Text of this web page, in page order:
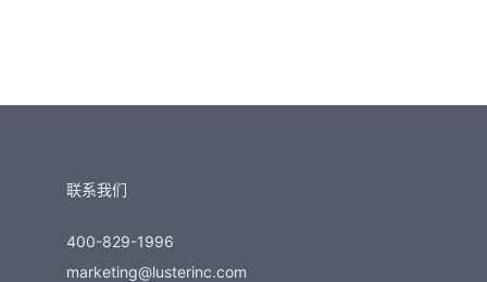
联系我们
400-829-1996
marketing@lusterinc.com